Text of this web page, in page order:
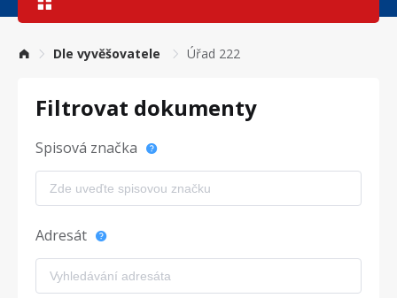
Hlavní
Dle vyvěšovatele Úřad 222
Filtrovat dokumenty
Spisová značka
Adresát